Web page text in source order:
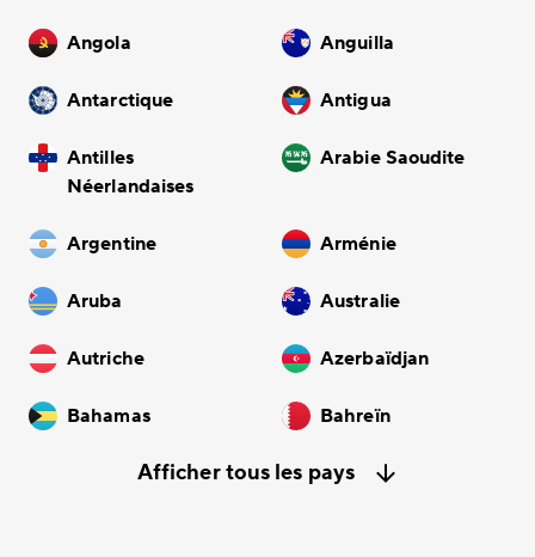
Angola Anguilla
Antarctique Antigua
Antilles
Néerlandaises
Arabie Saoudite
Argentine Arménie
Aruba Australie
Autriche Azerbaïdjan
Bahamas Bahreïn
Afficher tous les pays